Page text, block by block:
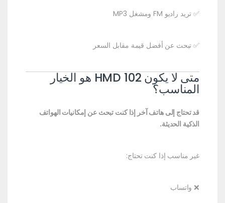
✅ تريد راديو FM ومشغل MP3
✅ تبحث عن أفضل قيمة مقابل السعر
متى لا يكون HMD 102 هو الخيار
المناسب؟
قد تحتاج إلى هاتف آخر إذا كنت تبحث عن إمكانيات الهواتف
الذكية الحديثة.
غير مناسب إذا كنت تحتاج:
❌ واتساب